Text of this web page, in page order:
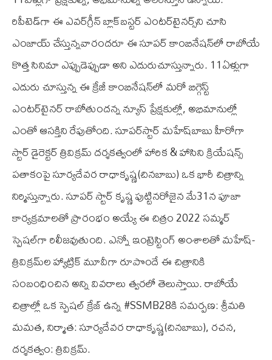
రిపీటెడ్‌గా ఈ ఎవ‌ర్‌గ్రీన్ బ్లాక్‌బ‌స్ట‌ర్ ఎంట‌ర్‌టైన‌ర్స్‌ని చూసి
ఎంజాయ్ చేస్తున్నవారంద‌రూ ఈ సూప‌ర్ కాంబినేష‌న్‌లో రాబోయే
కొత్త సినిమా ఎప్పుడెప్పుడా అని ఎదురుచూస్తున్నారు. 11ఏళ్లుగా
ఎదురు చూస్తున్న ఈ క్రేజీ కాంబినేష‌న్‌లో మ‌రో బిగ్గెస్ట్
ఎంట‌ర్‌టైన‌ర్ రాబోతుంద‌న్న న్యూస్ ప్రేక్షకుల్లో, అభిమానుల్లో
ఎంతో ఆస‌క్తిని రేపుతోంది. సూప‌ర్‌స్టార్ మ‌హేష్‌బాబు హీరోగా
స్టార్ డైరెక్ట‌ర్ త్రివిక్ర‌మ్ ద‌ర్శ‌క‌త్వంలో హారిక & హాసిని క్రియేషన్స్
ప‌తాకంపై సూర్య‌దేవ‌ర రాధాకృష్ణ‌(చిన‌బాబు) ఒక భారీ చిత్రాన్ని
నిర్మిస్తున్నారు. సూప‌ర్ స్టార్ కృష్ణ పుట్టిన‌రోజైన మే31న పూజా
కార్య‌క్ర‌మాల‌తో ప్రారంభం అయ్యే ఈ చిత్రం 2022 స‌మ్మ‌ర్
స్పెష‌ల్‌గా రిలీజ‌వుతుంది. ఎన్నో ఇంట్రెస్టింగ్ అంశాల‌తో మ‌హేష్-
త్రివిక్ర‌మ్‌ల హ్యాట్రిక్ మూవీగా రూపొందే ఈ చిత్రానికి
సంబంధించిన‌ అన్ని వివ‌రాలు త్వ‌ర‌లో తెలుస్తాయి. రాబోయే
చిత్రాల్లో ఒక స్పెష‌ల్ క్రేజ్ ఉన్న #SSMB28కి స‌మ‌ర్ప‌ణ: శ్రీ‌మ‌తి
మ‌మ‌త‌, నిర్మాత‌: సూర్య‌దేవ‌ర రాధాకృష్ణ‌(చిన‌బాబు), ర‌చ‌న‌,
ద‌ర్శ‌క‌త్వం: త్రివిక్ర‌మ్‌.